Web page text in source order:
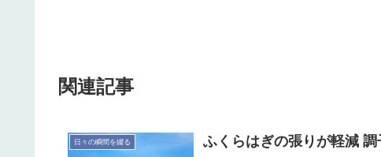
関連記事
日々の瞬間を綴る ふくらはぎの張りが軽減